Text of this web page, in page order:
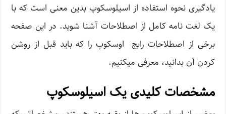
یادگیری نحوه استفاده از اسیلوسکوپ بدین معنی است که با
یک لغت نامه کامل از اصطلاحات آشنا شوید. در این صفحه
برخی از اصطلاحات رایج اوسکوپ را که باید قبل از روشن
کردن آن بدانید، معرفی میکنیم.
مشخصات کلیدی یک اسیلوسکوپ